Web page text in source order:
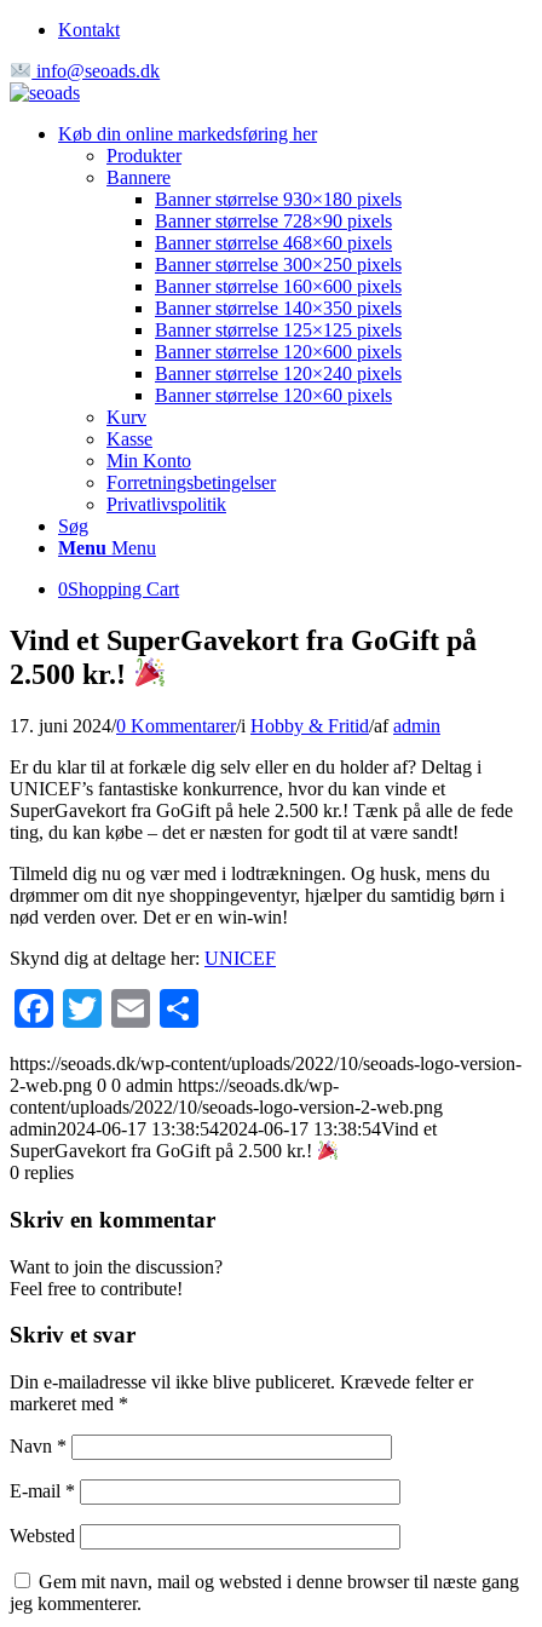
Kontakt
info@seoads.dk
Køb din online markedsføring her
Produkter
Bannere
Banner størrelse 930×180 pixels
Banner størrelse 728×90 pixels
Banner størrelse 468×60 pixels
Banner størrelse 300×250 pixels
Banner størrelse 160×600 pixels
Banner størrelse 140×350 pixels
Banner størrelse 125×125 pixels
Banner størrelse 120×600 pixels
Banner størrelse 120×240 pixels
Banner størrelse 120×60 pixels
Kurv
Kasse
Min Konto
Forretningsbetingelser
Privatlivspolitik
Søg
Menu Menu
0Shopping Cart
Vind et SuperGavekort fra GoGift på
2.500 kr.!
17. juni 2024/0 Kommentarer/i Hobby & Fritid/afadmin
Er du klar til at forkæle dig selv eller en du holder af? Deltag i
UNICEF’s fantastiske konkurrence, hvor du kan vinde et
SuperGavekort fra GoGift på hele 2.500 kr.! Tænk på alle de fede
ting, du kan købe – det er næsten for godt til at være sandt!
Tilmeld dig nu og vær med i lodtrækningen. Og husk, mens du
drømmer om dit nye shoppingeventyr, hjælper du samtidig børn i
nød verden over. Det er en win-win!
Skynd dig at deltage her: UNICEF
Facebook
TwitterEmail
https://seoads.dk/wp-content/uploads/2022/10/seoads-logo-version-
2-web.png 0 0 admin https://seoads.dk/wp-
content/uploads/2022/10/seoads-logo-version-2-web.png
admin2024-06-17 13:38:542024-06-17 13:38:54Vind et
SuperGavekort fra GoGift på 2.500 kr.!
0 replies
Skriv en kommentar
Want to join the discussion?
Feel free to contribute!
Skriv et svar
Din e-mailadresse vil ikke blive publiceret. Krævede felter er
markeret med *
Navn *
E-mail *
Websted
Gem mit navn, mail og websted i denne browser til næste gang
jeg kommenterer.